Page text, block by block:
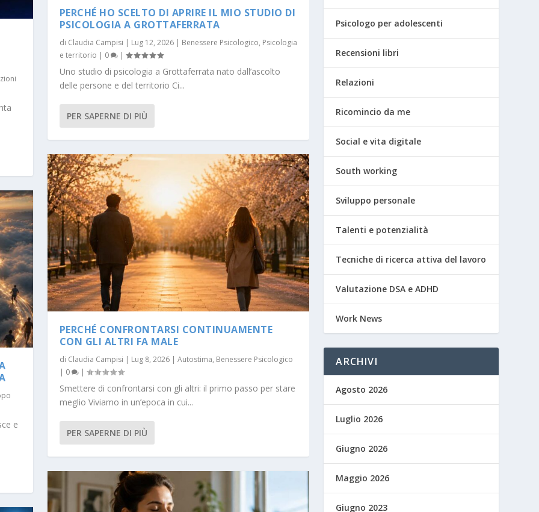
e
PERCHÉ HO SCELTO DI APRIRE IL MIO STUDIO DI
PSICOLOGIA A GROTTAFERRATA
di Claudia Campisi | Lug 12, 2026| Benessere Psicologico, Psicologia
e territorio | 0 |
Uno studio di psicologia a Grottaferrata nato dall’ascolto
delle persone e del territorio Ci...
PER SAPERNE DI PIÙ
PERCHÉ CONFRONTARSI CONTINUAMENTE
CON GLI ALTRI FA MALE
di Claudia Campisi | Lug 8, 2026| Autostima, Benessere Psicologico
| 0 |
Smettere di confrontarsi con gli altri: il primo passo per stare
meglio Viviamo in un’epoca in cui...
PER SAPERNE DI PIÙ
Psicologo per adolescenti
Recensioni libri
Relazioni
Ricomincio da me
Social e vita digitale
South working
Sviluppo personale
Talenti e potenzialità
Tecniche di ricerca attiva del lavoro
Valutazione DSA e ADHD
Work News
ARCHIVI
Agosto 2026
Luglio 2026
Giugno 2026
Maggio 2026
Giugno 2023